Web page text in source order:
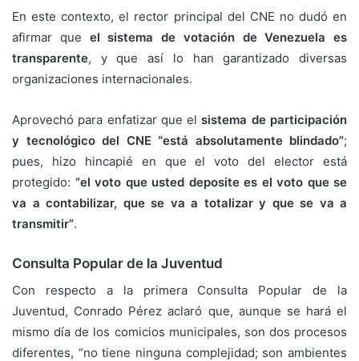
En este contexto, el rector principal del CNE no dudó en
afirmar que el sistema de votación de Venezuela es
transparente, y que así lo han garantizado diversas
organizaciones internacionales.
Aprovechó para enfatizar que elsistema de participación
y tecnológico del CNE “está absolutamente blindado”;
pues, hizo hincapié en que el voto del elector está
protegido: “el voto que usted deposite es el voto que se
va a contabilizar, que se va a totalizar y que se va a
transmitir”.
Consulta Popular de la Juventud
Con respecto a la primera Consulta Popular de la
Juventud, Conrado Pérez aclaró que, aunque se hará el
mismo día de los comicios municipales, son dos procesos
diferentes, “no tiene ninguna complejidad; son ambientes